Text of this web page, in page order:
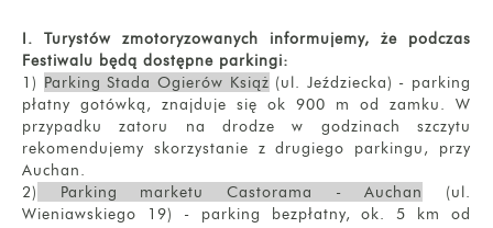
I. Turystów zmotoryzowanych informujemy, że podczas
Festiwalu będą dostępne parkingi:
1) Parking Stada Ogierów Książ (ul. Jeździecka) - parking
płatny gotówką, znajduje się ok 900 m od zamku. W
przypadku zatoru na drodze w godzinach szczytu
rekomendujemy skorzystanie z drugiego parkingu, przy
Auchan.
2)
Parking marketu Castorama - Auchan
(ul.
Wieniawskiego 19) - parking bezpłatny, ok. 5 km od